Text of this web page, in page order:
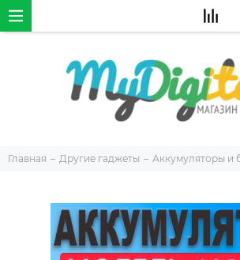
Главная Другие гаджеты Аккумуляторы и